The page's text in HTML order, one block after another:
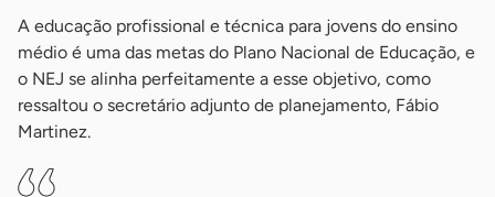
A educação profissional e técnica para jovens do ensino
médio é uma das metas do Plano Nacional de Educação, e
o NEJ se alinha perfeitamente a esse objetivo, como
ressaltou o secretário adjunto de planejamento, Fábio
Martinez.